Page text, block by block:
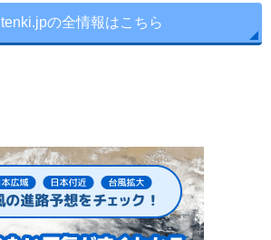
tenki.jpの全情報はこちら